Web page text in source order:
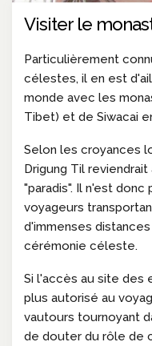
Visiter le
Particulièrement
célestes, il en est
monde avec les
Tibet) et de Siwacai
Selon les croyances
Drigung Til
"paradis". Il n'est
voyageurs
d'immenses
cérémonie céleste.
Si l'accès au site
plus autorisé au
vautours tournoyant
de douter du rôle de